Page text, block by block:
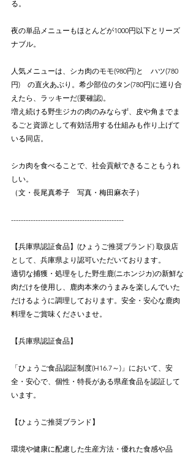
る。
夜の単品メニューもほとんどが1000円以下とリーズ
ナブル。
人気メニューは、シカ肉のモモ(980円)と　ハツ(780
円)　の直火あぶり。希少部位のタン(780円)に巡り合
えたら、ラッキーだ(要確認)。
増え続ける野生ジカの肉のみならず、皮や角までま
るごと資源として有効活用する仕組みも作り上げて
いる同店。
シカ肉を食べることで、社会貢献できることもうれ
しい。
（文・長尾真希子　写真・梅田麻衣子）
----------------------------------------------
【兵庫県認証食品】(ひょうご推奨ブランド) 取扱店
として、兵庫県より認可いただいております。
適切な捕獲・処理をした野生鹿(ニホンジカ)の新鮮な
肉だけを使用し、鹿肉本来のうまみを楽しんでいた
だけるように調理しております。安全・安心な鹿肉
料理をご賞味くださいませ。
【兵庫県認証食品】
「ひょうご食品認証制度(H16.7～)」において、安
全・安心で、個性・特長がある県産食品を認証して
います。
【ひょうご推奨ブランド】
環境や健康に配慮した生産方法・優れた食感や品